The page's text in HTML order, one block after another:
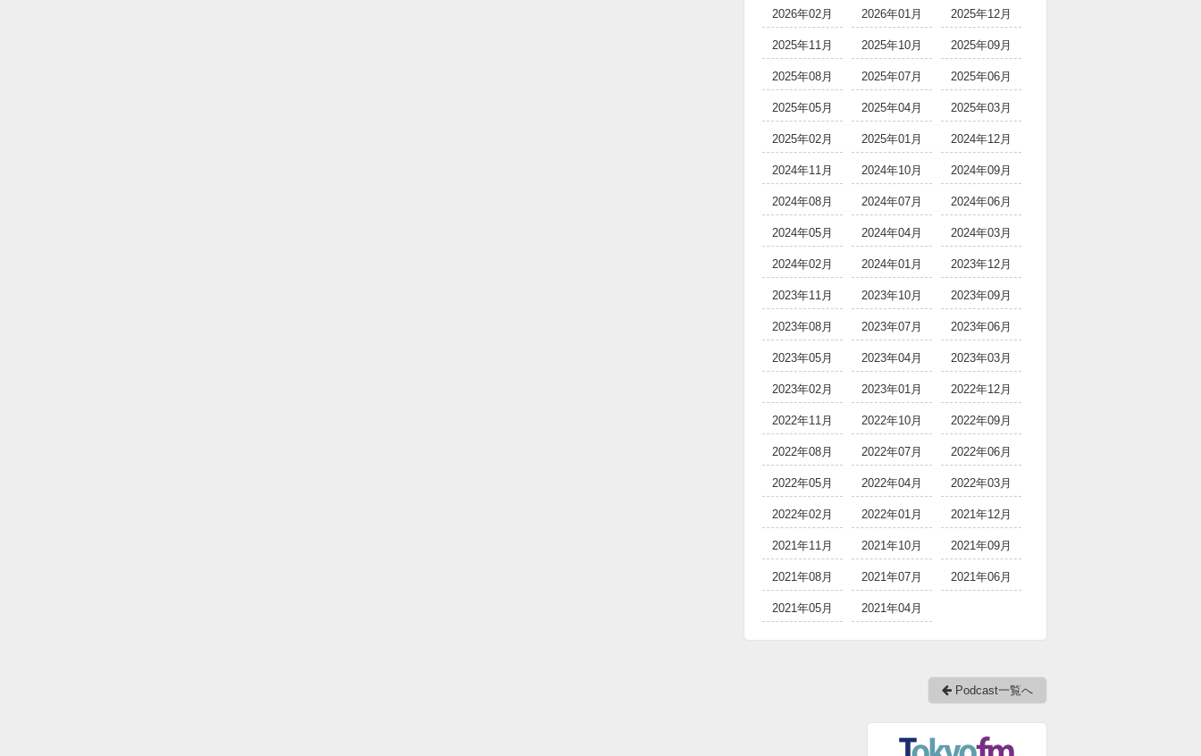
2026年02月 2026年01月 2025年12月
2025年11月 2025年10月 2025年09月
2025年08月 2025年07月 2025年06月
2025年05月 2025年04月 2025年03月
2025年02月 2025年01月 2024年12月
2024年11月 2024年10月 2024年09月
2024年08月 2024年07月 2024年06月
2024年05月 2024年04月 2024年03月
2024年02月 2024年01月 2023年12月
2023年11月 2023年10月 2023年09月
2023年08月 2023年07月 2023年06月
2023年05月 2023年04月 2023年03月
2023年02月 2023年01月 2022年12月
2022年11月 2022年10月 2022年09月
2022年08月 2022年07月 2022年06月
2022年05月 2022年04月 2022年03月
2022年02月 2022年01月 2021年12月
2021年11月 2021年10月 2021年09月
2021年08月 2021年07月 2021年06月
2021年05月 2021年04月
Podcast一覧へ